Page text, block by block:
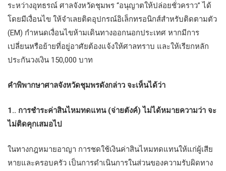
ระหว่างอุทธรณ์ ศาลจังหวัดชุมพร “อนุญาตให้ปล่อยชั่วคราว” ได้
โดยมีเงื่อนไข ให้จำเลยติดอุปกรณ์อิเล็กทรอนิกส์สำหรับติดตามตัว
(EM) กำหนดเงื่อนไขห้ามเดินทางออกนอกประเทศ หากมีการ
เปลี่ยนหรือย้ายที่อยู่อาศัยต้องแจ้งให้ศาลทราบ และให้เรียกหลัก
ประกันวงเงิน 150,000 บาท
คำพิพากษาศาลจังหวัดชุมพรดังกล่าว จะเห็นได้ว่า
1.. การชำระค่าสินไหมทดแทน (จ่ายตังค์) ไม่ได้หมายความว่า จะ
ไม่ติดคุกเสมอไป
ในทางกฎหมายอาญา การชดใช้เงินค่าสินไหมทดแทนให้แก่ผู้เสีย
หายและครอบครัว เป็นการดำเนินการในส่วนของความรับผิดทาง